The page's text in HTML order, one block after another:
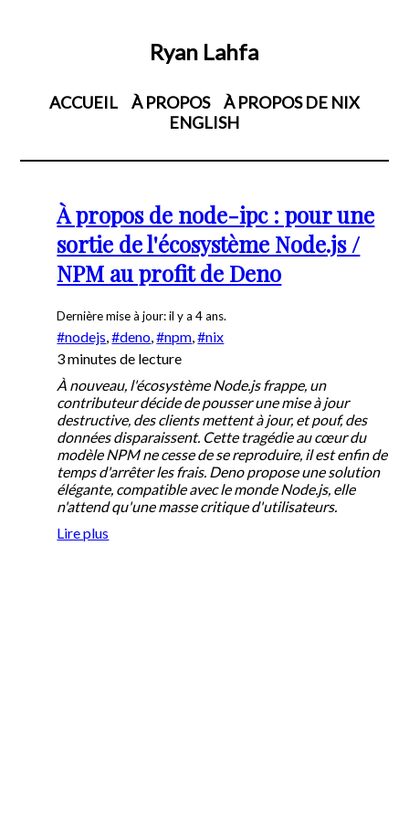
Ryan Lahfa
ACCUEIL À PROPOS
À PROPOS DE NIX
ENGLISH
À propos de node-ipc : pour une
sortie de l'écosystème Node.js /
NPM au profit de Deno
Dernière mise à jour:il y a 4 ans
nodejs, deno, npm, nix
3 minutes de lecture
À nouveau, l'écosystème Node.js frappe, un
contributeur décide de pousser une mise à jour
destructive, des clients mettent à jour, et pouf, des
données disparaissent. Cette tragédie au cœur du
modèle NPM ne cesse de se reproduire, il est enfin de
temps d'arrêter les frais. Deno propose une solution
élégante, compatible avec le monde Node.js, elle
n'attend qu'une masse critique d'utilisateurs.
Lire plus